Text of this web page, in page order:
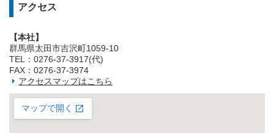
アクセス
【本社】
群馬県太田市吉沢町1059-10
TEL：0276-37-3917(代)
FAX：0276-37-3974
アクセスマップはこちら